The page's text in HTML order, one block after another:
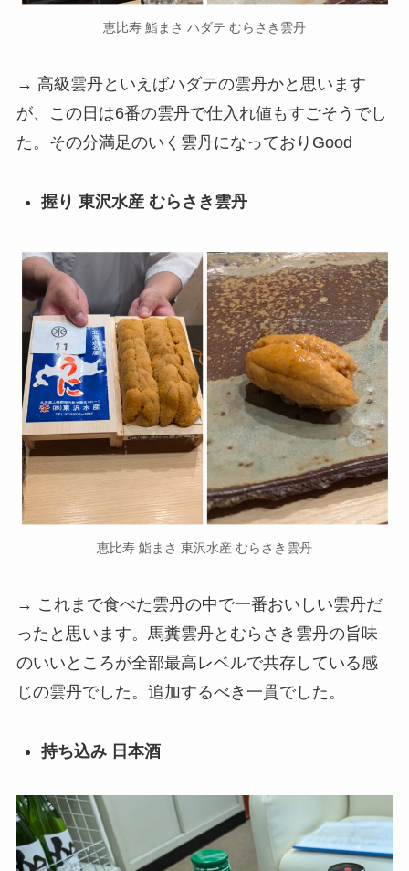
恵比寿 鮨まさ ハダテ むらさき雲丹
→ 高級雲丹といえばハダテの雲丹かと思います
が、この日は6番の雲丹で仕入れ値もすごそうでし
た。その分満足のいく雲丹になっておりGood
握り 東沢水産 むらさき雲丹
恵比寿 鮨まさ 東沢水産 むらさき雲丹
→ これまで食べた雲丹の中で一番おいしい雲丹だ
ったと思います。馬糞雲丹とむらさき雲丹の旨味
のいいところが全部最高レベルで共存している感
じの雲丹でした。追加するべき一貫でした。
持ち込み 日本酒